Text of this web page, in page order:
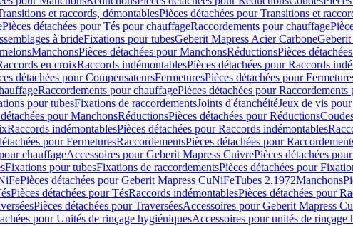
et raccords, démontablesPièces détachées pour Transitions et
Pièces détachées pour Tés pour chauffageRaccordements pour chauffage
à brideFixations pour tubesGeberit Mapress Acier Carbone
ManchonsPièces détachées pour ManchonsRéductionsPièces
en croixRaccords indémontablesPièces détachées pour Raccords
détachées pour CompensateursFermeturesPièces détachées pour
Raccordements pour chauffagePièces détachées pour
pour tubesFixations de raccordementsJoints d'étanchéitéJeux de vis
pour ManchonsRéductionsPièces détachées pour Réductions
Raccords indémontablesPièces détachées pour Raccords indémontables
pour FermeturesRaccordementsPièces détachées pour
chauffageAccessoires pour Geberit Mapress CuivrePièces détachées
Fixations pour tubesFixations de raccordementsPièces détachées pour
Pièces détachées pour Geberit Mapress CuNiFeTubes 2.1972Manchons
Pièces détachées pour TésRaccords indémontablesPièces détachées pour
Pièces détachées pour TraverséesAccessoires pour Geberit Mapress
pour Unités de rinçage hygiéniquesAccessoires pour unités de rinçage